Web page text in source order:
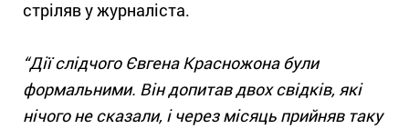
стріляв у журналіста.
“Дії слідчого Євгена Красножона були
формальними. Він допитав двох свідків, які
нічого не сказали, і через місяць прийняв таку